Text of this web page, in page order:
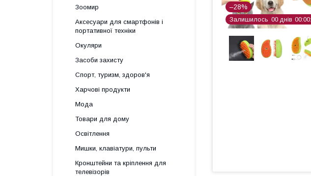
–28%
Залишилось 00 днів 00 00
Зоомир
Аксесуари для смартфонів і
портативної техніки
Окуляри
Засоби захисту
Спорт, туризм, здоров'я
Харчові продукти
Мода
Товари для дому
Освітлення
Мишки, клавіатури, пульти
Кронштейни та кріплення для
телевізорів